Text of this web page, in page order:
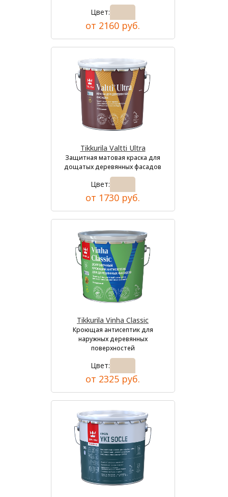
Цвет:
от 2160 руб.
Tikkurila Valtti Ultra
Защитная матовая краска для
дощатых деревянных фасадов
Цвет:
от 1730 руб.
Tikkurila Vinha Classic
Кроющая антисептик для
наружных деревянных
поверхностей
Цвет:
от 2325 руб.